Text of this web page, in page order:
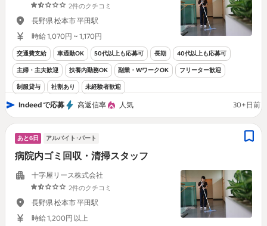
2件のクチコミ
長野県 松本市 平田駅
時給 1,070円 ~ 1,170円
交通費支給 車通勤OK 50代以上も応募可 長期 40代以上も応募可
主婦・主夫歓迎 扶養内勤務OK 副業・WワークOK フリーター歓迎
制服貸与 社割あり 未経験者歓迎
Indeed で応募 高返信率 人気 30+日前
あと6日 アルバイト･パート
病院内ゴミ回収・清掃スタッフ
十字屋リース株式会社
2件のクチコミ
長野県 松本市 平田駅
時給 1,200円 以上